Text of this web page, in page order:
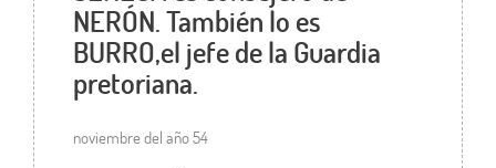
NERÓN. También lo es
BURRO,el jefe de la Guardia
pretoriana.
noviembre del año 54